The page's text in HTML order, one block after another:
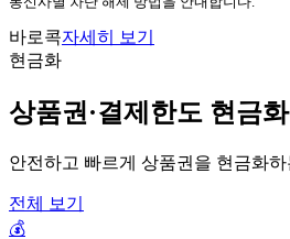
바로콕자세히 보기
현금화
상품권·결제한도 현금
안전하고 빠르게 상품권을 현금화
전체 보기
💰